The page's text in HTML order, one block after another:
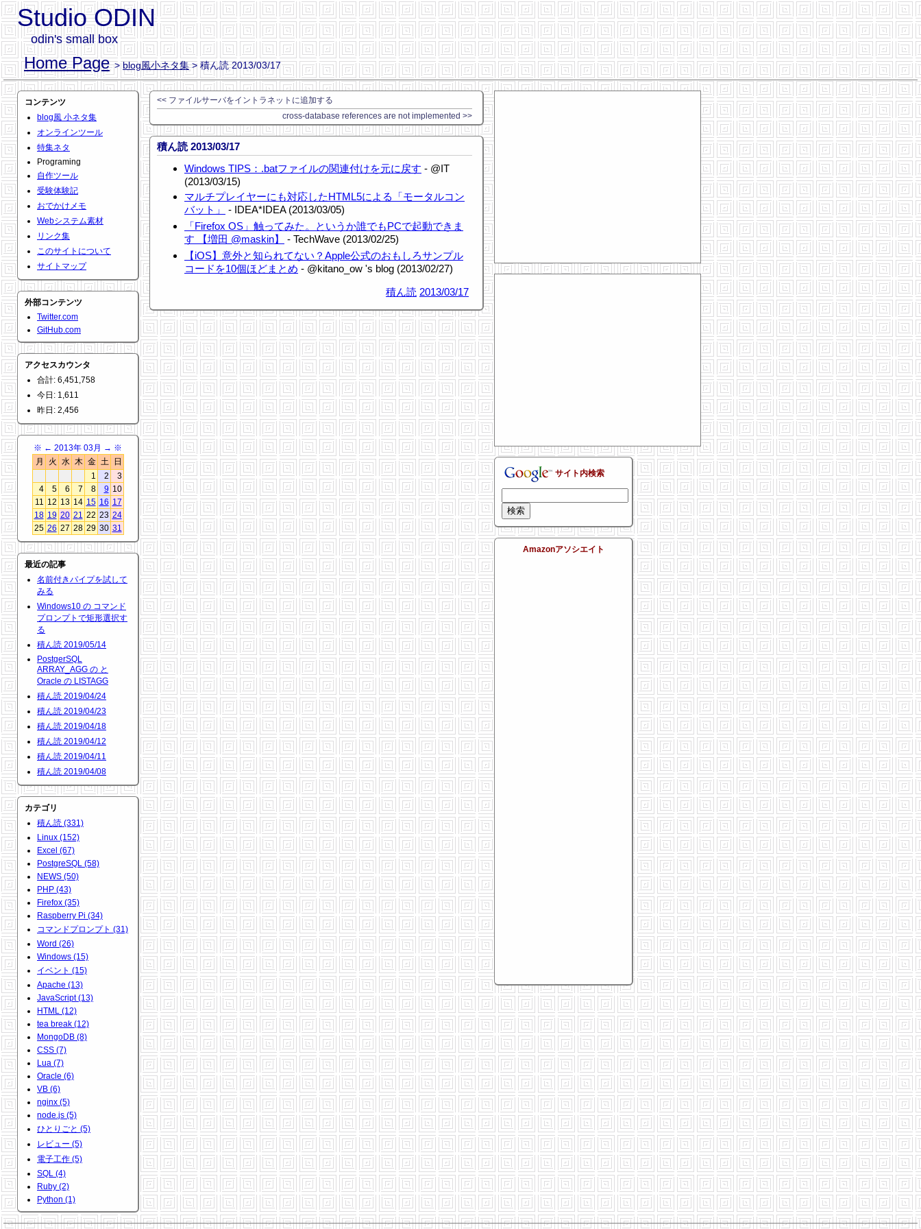
Studio ODIN
odin's small box
Home Page >blog風小ネタ集> 積ん読 2013/03/17
コンテンツ
blog風 小ネタ集
オンラインツール
特集ネタ
Programing
自作ツール
受験体験記
おでかけメモ
Webシステム素材
リンク集
このサイトについて
サイトマップ
外部コンテンツ
Twitter.com
GitHub.com
アクセスカウンタ
合計: 6,451,758
今日: 1,611
昨日: 2,456
※ ← 2013年 03月 → ※
月
火 水 木 金 土
日
1
2
3
4
5 6 7 8 9 10
11 12 13 14 15 16 17
18 19 20 21 22 23 24
25 26 27 28 29 30 31
最近の記事
名前付きパイプを試して
みる
Windows10 の コマンド
プロンプトで矩形選択す
る
積ん読 2019/05/14
PostgerSQL
ARRAY_AGG の と
Oracle の LISTAGG
積ん読 2019/04/24
積ん読 2019/04/23
積ん読 2019/04/18
積ん読 2019/04/12
積ん読 2019/04/11
積ん読 2019/04/08
カテゴリ
積ん読 (331)
Linux (152)
Excel (67)
PostgreSQL (58)
NEWS (50)
PHP (43)
Firefox (35)
Raspberry Pi (34)
コマンドプロンプト (31)
Word (26)
Windows (15)
イベント (15)
Apache (13)
JavaScript (13)
HTML (12)
tea break (12)
MongoDB (8)
CSS (7)
Lua (7)
Oracle (6)
VB (6)
nginx (5)
node.js (5)
ひとりごと (5)
レビュー (5)
電子工作 (5)
SQL (4)
Ruby (2)
Python (1)
<< ファイルサーバをイントラネットに追加する
cross-database references are not implemented >>
積ん読 2013/03/17
Windows TIPS：.batファイルの関連付けを元に戻す - @IT
(2013/03/15)
マルチプレイヤーにも対応したHTML5による「モータルコン
バット」
- IDEA*IDEA (2013/03/05)
「Firefox OS」触ってみた。というか誰でもPCで起動できま
す 【増田 @maskin】
- TechWave (2013/02/25)
【iOS】意外と知られてない？Apple公式のおもしろサンプル
コードを10個ほどまとめ - @kitano_ow 's blog (2013/02/27)
積ん読 2013/03/17
サイト内検索
Amazonアソシエイト